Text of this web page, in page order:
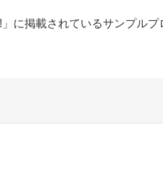
に掲載されているサンプルプ